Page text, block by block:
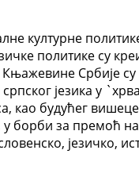
културне
политике су
Књажевине Србије
језика у
као будућег
у борби за премоћ
језичко,